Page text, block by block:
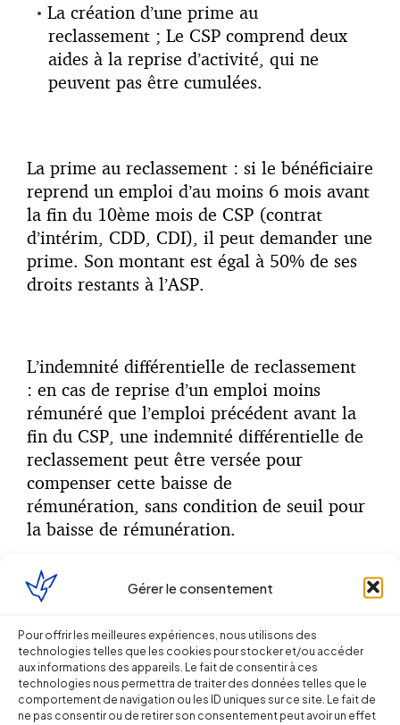
Gérer le consentement
Pour offrir les meilleures expériences, nous utilisons des
technologies telles que les cookies pour stocker et/ou accéder
aux informations des appareils. Le fait de consentir à ces
technologies nous permettra de traiter des données telles que le
comportement de navigation ou les ID uniques sur ce site. Le fait de
ne pas consentir ou de retirer son consentement peut avoir un effet
La création d’une prime au
reclassement ; Le CSP comprend deux
aides à la reprise d’activité, qui ne
peuvent pas être cumulées.
La prime au reclassement : si le bénéficiaire
reprend un emploi d’au moins 6 mois avant
la fin du 10ème mois de CSP (contrat
d’intérim, CDD, CDI), il peut demander une
prime. Son montant est égal à 50% de ses
droits restants à l’ASP.
L’indemnité différentielle de reclassement
: en cas de reprise d’un emploi moins
rémunéré que l’emploi précédent avant la
fin du CSP, une indemnité différentielle de
reclassement peut être versée pour
compenser cette baisse de
rémunération, sans condition de seuil pour
la baisse de rémunération.
minimale des périodes de travail
rémunéré pendant le CSP (au lieu de 15
jours).